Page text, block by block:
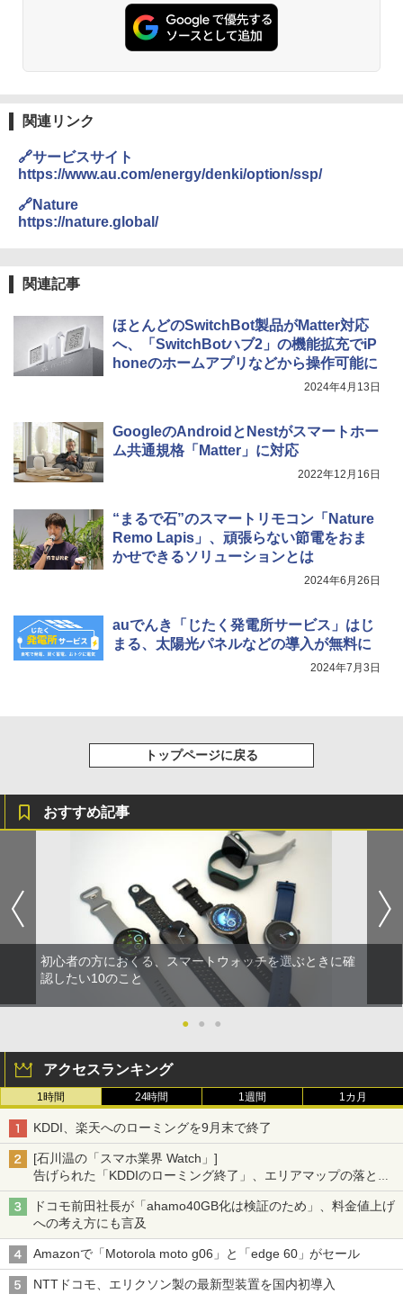
関連リンク
🔗サービスサイト
https://www.au.com/energy/denki/option/ssp/
🔗Nature
https://nature.global/
関連記事
ほとんどのSwitchBot製品がMatter対応
へ、「SwitchBotハブ2」の機能拡充でiP
honeのホームアプリなどから操作可能に
2024年4月13日
GoogleのAndroidとNestがスマートホー
ム共通規格「Matter」に対応
2022年12月16日
“まるで石”のスマートリモコン「Nature
Remo Lapis」、頑張らない節電をおま
かせできるソリューションとは
2024年6月26日
auでんき「じたく発電所サービス」はじ
まる、太陽光パネルなどの導入が無料に
2024年7月3日
トップページに戻る
おすすめ記事
初心者の方におくる、スマートウォッチを選ぶときに確
認したい10のこと
● ● ●
アクセスランキング
1時間 24時間 1週間 1カ月
KDDI、楽天へのローミングを9月末で終了
[石川温の「スマホ業界 Watch」]
告げられた「KDDIのローミング終了」、エリアマップの落とし
穴と楽天モバイルの課題
ドコモ前田社長が「ahamo40GB化は検証のため」、料金値上げ
への考え方にも言及
Amazonで「Motorola moto g06」と「edge 60」がセール
NTTドコモ、エリクソン製の最新型装置を国内初導入